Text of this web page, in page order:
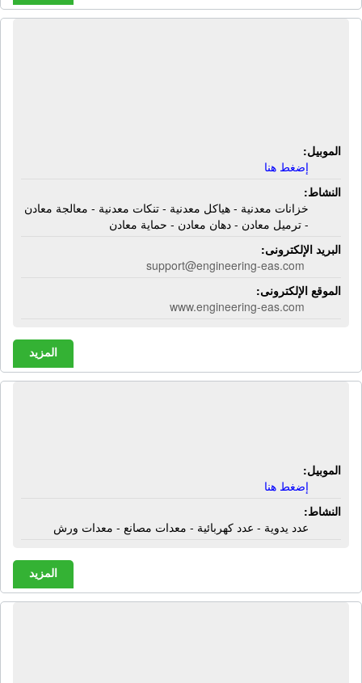
الموبيل:
إضغط هنا
النشاط:
خزانات معدنية - هياكل معدنية - تنكات معدنية - معالجة معادن
- ترميل معادن - دهان معادن - حماية معادن
البريد الإلكترونى:
support@engineering-eas.com
الموقع الإلكترونى:
www.engineering-eas.com
المزيد
الموبيل:
إضغط هنا
النشاط:
عدد يدوية - عدد كهربائية - معدات مصانع - معدات ورش
المزيد